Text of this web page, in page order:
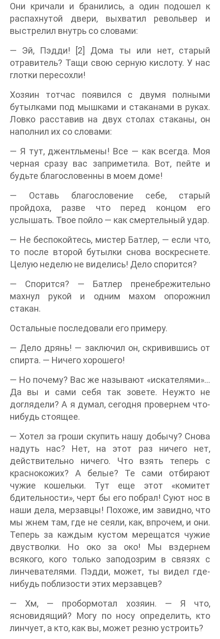
Они кричали и бранились, а один подошел к
распахнутой двери, выхватил револьвер и
выстрелил внутрь со словами:
— Эй, Пэдди! [2] Дома ты или нет, старый
отравитель? Тащи свою серную кислоту. У нас
глотки пересохли!
Хозяин тотчас появился с двумя полными
бутылками под мышками и стаканами в руках.
Ловко расставив на двух столах стаканы, он
наполнил их со словами:
— Я тут, джентльмены! Все — как всегда. Моя
черная сразу вас заприметила. Вот, пейте и
будьте благословенны в моем доме!
— Оставь благословение себе, старый
пройдоха, разве что перед концом его
услышать. Твое пойло — как смертельный удар.
— Не беспокойтесь, мистер Батлер, — если что,
то после второй бутылки снова воскреснете.
Целую неделю не виделись! Дело спорится?
— Спорится? — Батлер пренебрежительно
махнул рукой и одним махом опорожнил
стакан.
Остальные последовали его примеру.
— Дело дрянь! — заключил он, скривившись от
спирта. — Ничего хорошего!
— Но почему? Вас же называют «искателями»…
Да вы и сами себя так зовете. Неужто не
доглядели? А я думал, сегодня провернем что-
нибудь стоящее.
— Хотел за гроши скупить нашу добычу? Снова
надуть нас? Нет, на этот раз ничего нет,
действительно ничего. Что взять теперь с
краснокожих? А белые? Те сами отбирают
чужие кошельки. Тут еще этот «комитет
бдительности», черт бы его побрал! Суют нос в
наши дела, мерзавцы! Похоже, им завидно, что
мы жнем там, где не сеяли, как, впрочем, и они.
Теперь за каждым кустом мерещатся чужие
двустволки. Но око за око! Мы вздернем
всякого, кого только заподозрим в связях с
линчевателями. Пэдди, может, ты видел где-
нибудь поблизости этих мерзавцев?
— Хм, — пробормотал хозяин. — Я что,
ясновидящий? Могу по носу определить, кто
линчует, а кто, как вы, может резню устроить?